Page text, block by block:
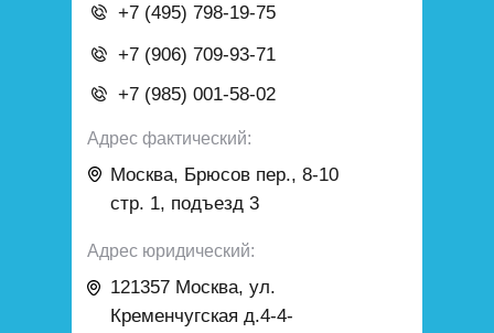
+7 (906) 709-93-71
+7 (495) 798-19-75
Москва, Брюсов пер., 8-10
стр. 1, подъезд 3
+7 (985) 001-58-02
121357 Москва, ул.
Кременчугская д.4-4-
Адрес юридический:
Адрес фактический: